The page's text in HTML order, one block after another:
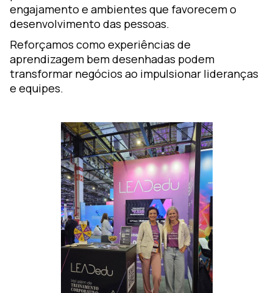
engajamento e ambientes que favorecem o
desenvolvimento das pessoas.
Reforçamos como experiências de
aprendizagem bem desenhadas podem
transformar negócios ao impulsionar lideranças
e equipes.